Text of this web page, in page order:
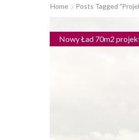
Home Posts Tagged
Nowy Ład 70m2